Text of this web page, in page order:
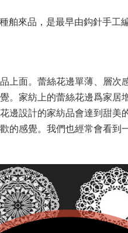
來品，是最早由鈎針手工
上面。蕾絲花邊單薄、層次
。家紡上的蕾絲花邊爲家
邊設計的家紡品會達到甜
的感覺。我們也經常會看到